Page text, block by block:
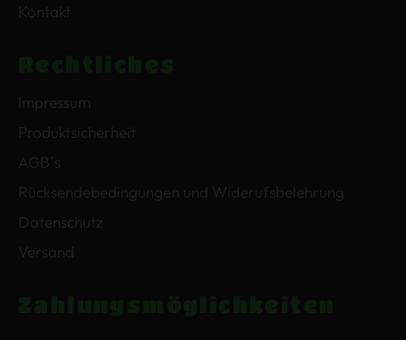
Kontakt
Impressum
Produktsicherheit
AGB´s
Rücksendebedingungen und Widerufsbelehrung
Datenschutz
Versand